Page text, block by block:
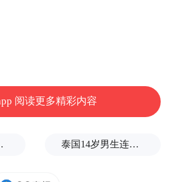
阅读更多精彩内容
署军事协议 泰国14岁男生连杀8人后自戕！先杀祖父母，再携98发子弹进入校园，更可怕的细节公布了